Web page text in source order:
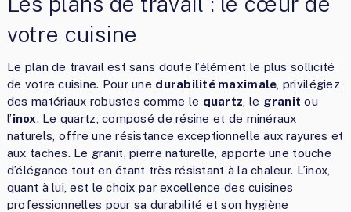
votre cuisine
Le plan de travail est sans doute l’élément le plus sollicité
de votre cuisine. Pour une durabilité maximale , privilégiez
des matériaux robustes comme le quartz , le granit ou
l’inox. Le quartz, composé de résine et de minéraux
naturels, offre une résistance exceptionnelle aux rayures et
aux taches. Le granit, pierre naturelle, apporte une touche
d’élégance tout en étant très résistant à la chaleur. L’inox,
quant à lui, est le choix par excellence des cuisines
professionnelles pour sa durabilité et son hygiène